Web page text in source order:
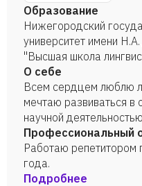
Образование
Нижегородский
университет имени
"Высшая школа
психологии", кафедра
специальность
иностранных языков и
О себе
Всем сердцем люблю
мечтаю развиваться в
научной
Профессиональный
Работаю репетитором
года.
Подробнее